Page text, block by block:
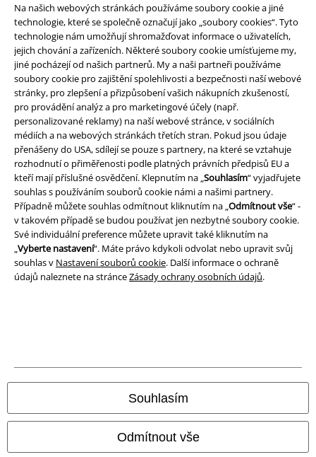
Na našich webových stránkách používáme soubory cookie a jiné
technologie, které se společně označují jako „soubory cookies“. Tyto
technologie nám umožňují shromažďovat informace o uživatelích,
jejich chování a zařízeních. Některé soubory cookie umísťujeme my,
jiné pocházejí od našich partnerů. My a naši partneři používáme
soubory cookie pro zajištění spolehlivosti a bezpečnosti naší webové
stránky, pro zlepšení a přizpůsobení vašich nákupních zkušeností,
pro provádění analýz a pro marketingové účely (např.
personalizované reklamy) na naší webové stránce, v sociálních
médiích a na webových stránkách třetích stran. Pokud jsou údaje
přenášeny do USA, sdílejí se pouze s partnery, na které se vztahuje
rozhodnutí o přiměřenosti podle platných právních předpisů EU a
kteří mají příslušné osvědčení. Klepnutím na „Souhlasím“ vyjadřujete
souhlas s používáním souborů cookie námi a našimi partnery.
Případně můžete souhlas odmítnout kliknutím na „Odmítnout vše“ -
v takovém případě se budou používat jen nezbytné soubory cookie.
Své individuální preference můžete upravit také kliknutím na
„Vyberte nastavení“. Máte právo kdykoli odvolat nebo upravit svůj
souhlas v Nastavení souborů cookie. Další informace o ochraně
údajů naleznete na stránceZásady ochrany osobních údajů.
Souhlasím
Odmítnout vše
Právní informace
Podmínky
Prohlášení
Ochrana osobních údajů
Likvidace odpadu a ochrana životního prostředí
Prohlášení o shodě
Informace o přístupnosti
Nastavení souborů cookie
Naše online obchody